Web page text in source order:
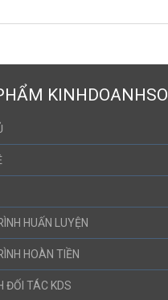
KINHDOANHSO
HUẤN LUYỆN
HOÀN TIỀN
ĐỐI TÁC KDS